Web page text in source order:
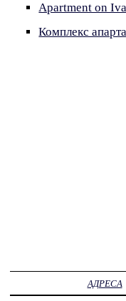
Apartment on
Комплекс
АДРЕСА